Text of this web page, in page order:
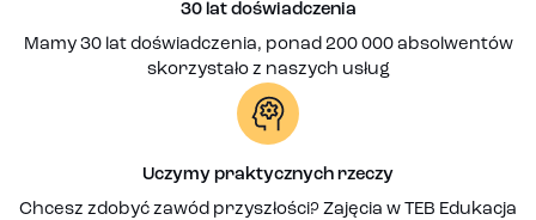
30 lat doświadczenia
Mamy 30 lat doświadczenia, ponad 200 000 absolwentów
skorzystało z naszych usług
Uczymy praktycznych rzeczy
Chcesz zdobyć zawód przyszłości? Zajęcia w TEB Edukacja